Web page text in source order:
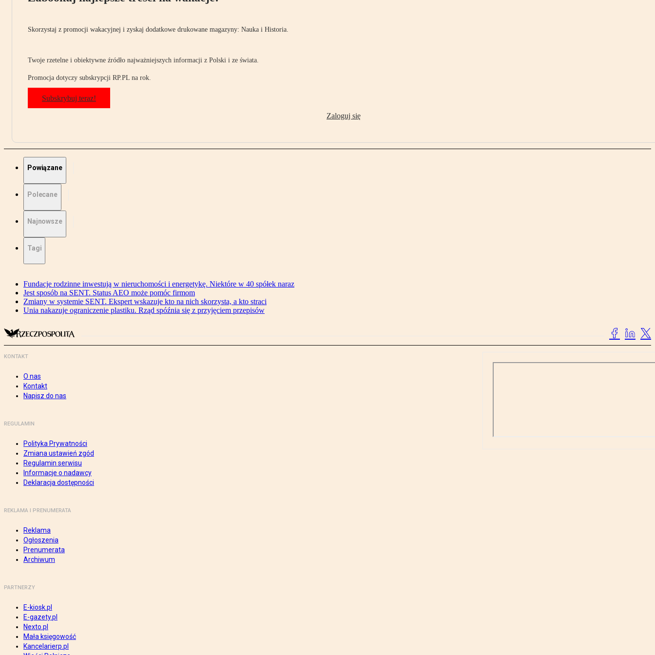
Skorzystaj z promocji wakacyjnej i zyskaj dodatkowe drukowane magazyny: Nauka i Historia.
Twoje rzetelne i obiektywne źródło najważniejszych informacji z Polski i ze świata.
Promocja dotyczy subskrypcji RP.PL na rok.
Subskrybuj teraz!
Zaloguj się
Powiązane
Polecane
Najnowsze
Tagi
Fundacje rodzinne inwestują w nieruchomości i energetykę. Niektóre w 40 spółek naraz
Jest sposób na SENT. Status AEO może pomóc firmom
Zmiany w systemie SENT. Ekspert wskazuje kto na nich skorzysta, a kto straci
Unia nakazuje ograniczenie plastiku. Rząd spóźnia się z przyjęciem przepisów
KONTAKT
O nas
Kontakt
Napisz do nas
REGULAMIN
Polityka Prywatności
Zmiana ustawień zgód
Regulamin serwisu
Informacje o nadawcy
Deklaracja dostępności
REKLAMA I PRENUMERATA
Reklama
Ogłoszenia
Prenumerata
Archiwum
PARTNERZY
E-kiosk.pl
E-gazety.pl
Nexto.pl
Mała księgowość
Kancelarierp.pl